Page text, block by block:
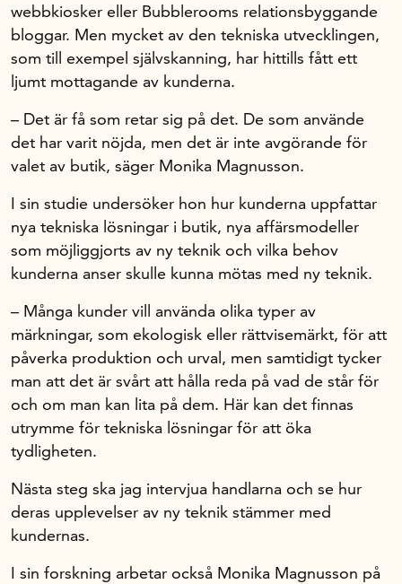
Kompetens och omställning
Handelns ekonomiska råd
Kalender
Handelsrådet Play
Om oss
Handelsfakta.se
In English
webbkiosker eller Bubblerooms relationsbyggande
bloggar. Men mycket av den tekniska utvecklingen,
som till exempel självskanning, har hittills fått ett
ljumt mottagande av kunderna.
– Det är få som retar sig på det. De som använde
det har varit nöjda, men det är inte avgörande för
valet av butik, säger Monika Magnusson.
I sin studie undersöker hon hur kunderna uppfattar
nya tekniska lösningar i butik, nya affärsmodeller
som möjliggjorts av ny teknik och vilka behov
kunderna anser skulle kunna mötas med ny teknik.
– Många kunder vill använda olika typer av
märkningar, som ekologisk eller rättvisemärkt, för att
påverka produktion och urval, men samtidigt tycker
man att det är svårt att hålla reda på vad de står för
och om man kan lita på dem. Här kan det finnas
utrymme för tekniska lösningar för att öka
tydligheten.
Nästa steg ska jag intervjua handlarna och se hur
deras upplevelser av ny teknik stämmer med
kundernas.
I sin forskning arbetar också Monika Magnusson på